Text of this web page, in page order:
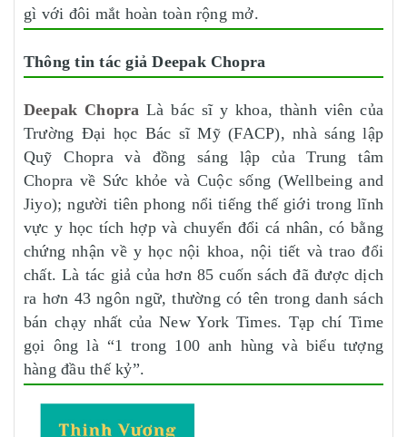
gì với đôi mắt hoàn toàn rộng mở.
Thông tin tác giả Deepak Chopra
Deepak Chopra Là bác sĩ y khoa, thành viên của
Trường Đại học Bác sĩ Mỹ (FACP), nhà sáng lập
Quỹ Chopra và đồng sáng lập của Trung tâm
Chopra về Sức khỏe và Cuộc sống (Wellbeing and
Jiyo); người tiên phong nổi tiếng thế giới trong lĩnh
vực y học tích hợp và chuyển đổi cá nhân, có bằng
chứng nhận về y học nội khoa, nội tiết và trao đổi
chất. Là tác giả của hơn 85 cuốn sách đã được dịch
ra hơn 43 ngôn ngữ, thường có tên trong danh sách
bán chạy nhất của New York Times. Tạp chí Time
gọi ông là “1 trong 100 anh hùng và biểu tượng
hàng đầu thế kỷ”.